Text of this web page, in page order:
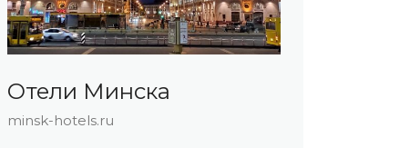
Отели Минска
minsk-hotels.ru